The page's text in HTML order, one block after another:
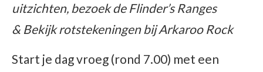
uitzichten, bezoek de Flinder’s Ranges
& Bekijk rotstekeningen bij Arkaroo Rock
Start je dag vroeg (rond 7.00) met een